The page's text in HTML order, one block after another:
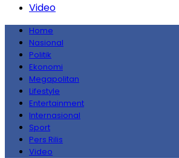
Video
Home
Nasional
Politik
Ekonomi
Megapolitan
Lifestyle
Entertainment
Internasional
Sport
Pers Rilis
Video